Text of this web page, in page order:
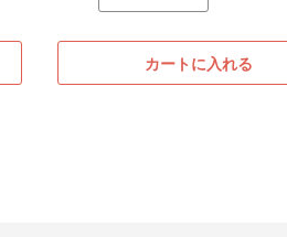
カートに入れる